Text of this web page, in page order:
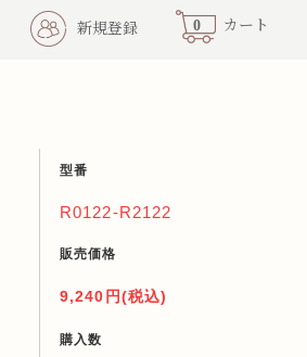
新規登録 0 カート
型番
R0122-R2122
販売価格
9,240円(税込)
購入数